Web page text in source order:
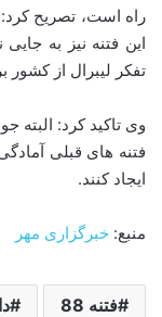
راه است، تصریح کرد:
این فتنه نیز به
تفکر لیبرال از
وی تاکید کرد: البته
فتنه های قبلی
ایجاد کنند.
منبع: خبرگزاری مهر
فتنه 88